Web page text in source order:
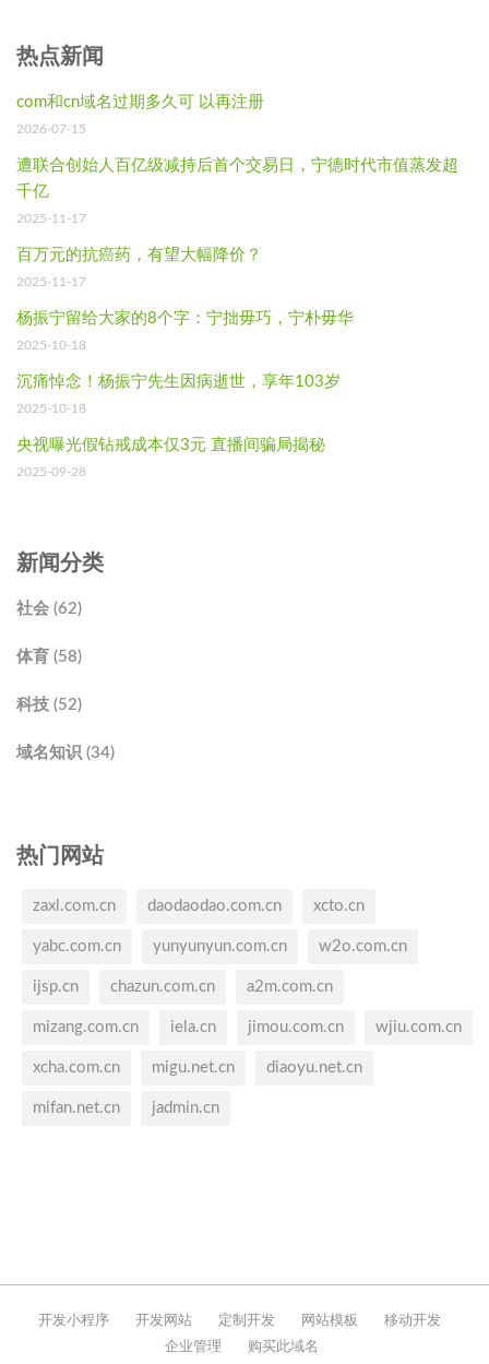
热点新闻
com和cn域名过期多久可 以再注册
2026-07-15
遭联合创始人百亿级减持后首个交易日，宁德时代市值蒸发超
千亿
2025-11-17
百万元的抗癌药，有望大幅降价？
2025-11-17
杨振宁留给大家的8个字：宁拙毋巧，宁朴毋华
2025-10-18
沉痛悼念！杨振宁先生因病逝世，享年103岁
2025-10-18
央视曝光假钻戒成本仅3元 直播间骗局揭秘
2025-09-28
新闻分类
社会 (62)
体育 (58)
科技 (52)
域名知识 (34)
热门网站
zaxl.com.cn daodaodao.com.cn xcto.cn
yabc.com.cn yunyunyun.com.cn w2o.com.cn
ijsp.cn chazun.com.cn a2m.com.cn
mizang.com.cn iela.cn jimou.com.cn wjiu.com.cn
xcha.com.cn migu.net.cn diaoyu.net.cn
mifan.net.cn jadmin.cn
开发小程序 开发网站 定制开发 网站模板
移动开发
企业管理
购买此域名